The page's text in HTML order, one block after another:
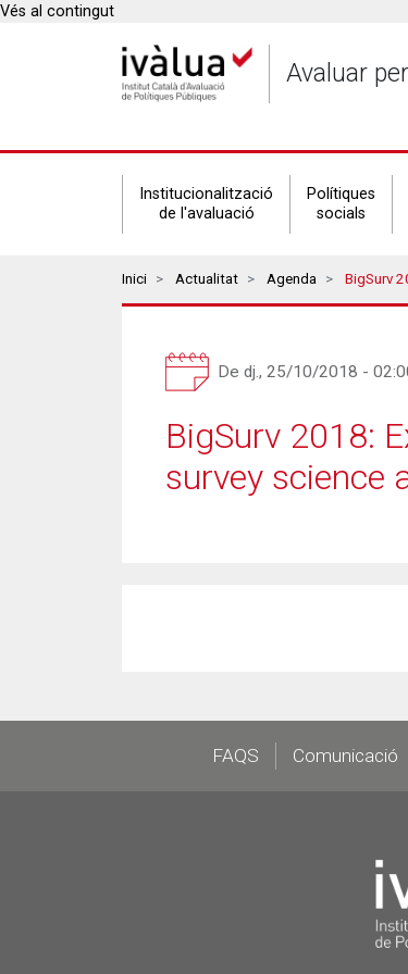
Vés al contingut
Avaluar
Secondary
navigation
Institucionalització
de l'avaluació
Polítiques
socials
Breadcrumbs
Inici Actualitat Agenda BigSurv 2018:
De dj., 25/10/2018 -
BigSurv 2018:
survey science
FooterFAQS Comunicació